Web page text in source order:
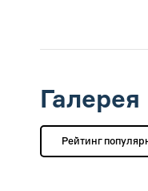
Галерея
Рейтинг